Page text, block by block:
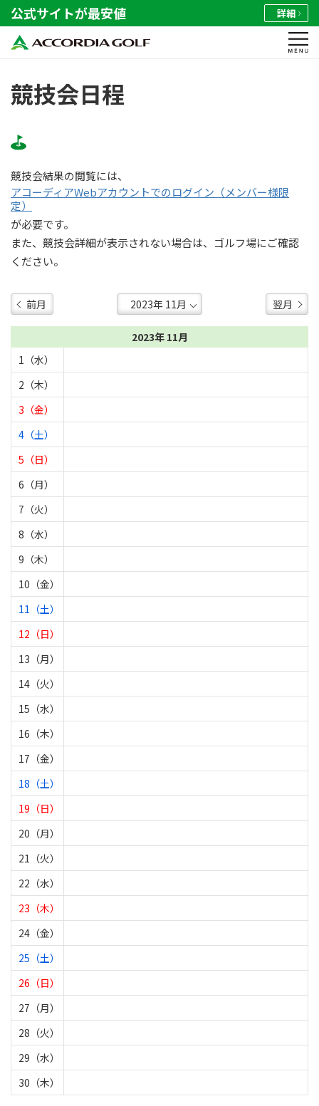
公式サイトが最安値 詳細
競技会日程
競技会結果の閲覧には、
アコーディアWebアカウントでのログイン（メンバー様限
定）
が必要です。
また、競技会詳細が表示されない場合は、ゴルフ場にご確認
ください。
前月 翌月
2023年 11月
1（水）
2（木）
3（金）
4（土）
5（日）
6（月）
7（火）
8（水）
9（木）
10（金）
11（土）
12（日）
13（月）
14（火）
15（水）
16（木）
17（金）
18（土）
19（日）
20（月）
21（火）
22（水）
23（木）
24（金）
25（土）
26（日）
27（月）
28（火）
29（水）
30（木）